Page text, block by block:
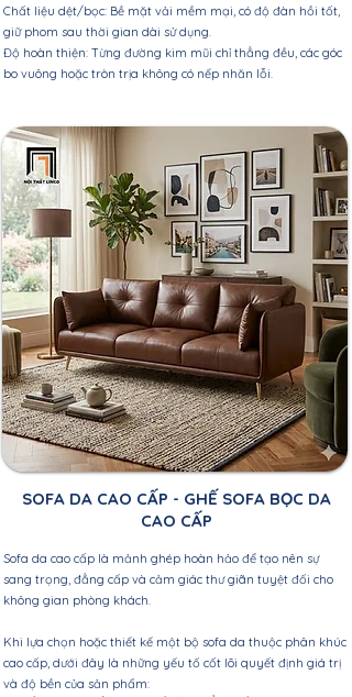
Chất liệu dệt/bọc: Bề mặt vải mềm mại, có độ đàn hồi tốt,
giữ phom sau thời gian dài sử dụng.
Độ hoàn thiện: Từng đường kim mũi chỉ thẳng đều, các góc
bo vuông hoặc tròn trịa không có nếp nhăn lỗi.
SOFA DA CAO CẤP - GHẾ SOFA BỌC DA
CAO CẤP
Sofa da cao cấp là mảnh ghép hoàn hảo để tạo nên sự
sang trọng, đẳng cấp và cảm giác thư giãn tuyệt đối cho
không gian phòng khách.
Khi lựa chọn hoặc thiết kế một bộ sofa da thuộc phân khúc
cao cấp, dưới đây là những yếu tố cốt lõi quyết định giá trị
và độ bền của sản phẩm: